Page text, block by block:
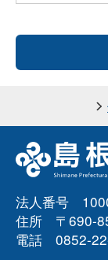
法人番号
住所 〒690-
電話 0852-22-